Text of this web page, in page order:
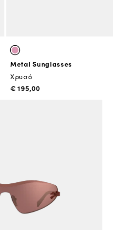
Metal Sunglasses
Χρυσό
€ 195,00